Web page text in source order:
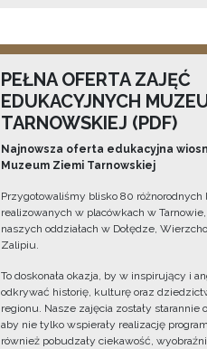
PEŁNA OFERTA ZAJĘĆ
EDUKACYJNYCH
TARNOWSKIEJ (PDF)
Najnowsza oferta edukacyjna
Muzeum Ziemi Tarnowskiej
Przygotowaliśmy blisko 80
realizowanych w placówkach w
naszych oddziałach w Dołędze,
Zalipiu.
To doskonała okazja, by w inspirujący i
odkrywać historię, kulturę oraz
regionu. Nasze zajęcia zostały starannie
aby nie tylko wspierały realizację
również pobudzały ciekawość,